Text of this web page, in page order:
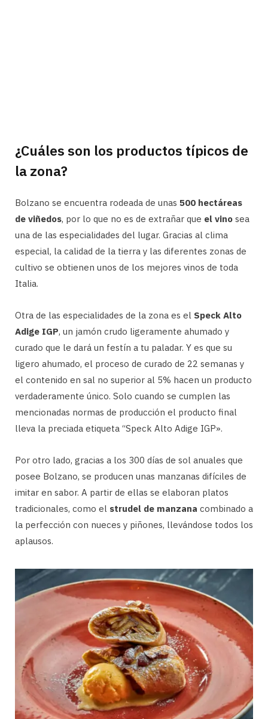
¿Cuáles son los productos típicos de
la zona?
Bolzano se encuentra rodeada de unas 500 hectáreas
de viñedos, por lo que no es de extrañar que el vino sea
una de las especialidades del lugar. Gracias al clima
especial, la calidad de la tierra y las diferentes zonas de
cultivo se obtienen unos de los mejores vinos de toda
Italia.
Otra de las especialidades de la zona es el Speck Alto
Adige IGP, un jamón crudo ligeramente ahumado y
curado que le dará un festín a tu paladar. Y es que su
ligero ahumado, el proceso de curado de 22 semanas y
el contenido en sal no superior al 5% hacen un producto
verdaderamente único. Solo cuando se cumplen las
mencionadas normas de producción el producto final
lleva la preciada etiqueta “Speck Alto Adige IGP».
Por otro lado, gracias a los 300 días de sol anuales que
posee Bolzano, se producen unas manzanas difíciles de
imitar en sabor. A partir de ellas se elaboran platos
tradicionales, como el strudel de manzana combinado a
la perfección con nueces y piñones, llevándose todos los
aplausos.